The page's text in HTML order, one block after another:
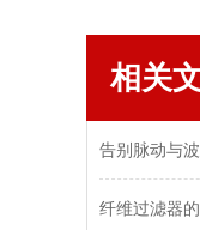
相关
纤维过滤器